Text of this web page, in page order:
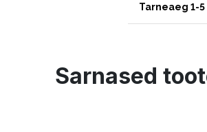
Tarneaeg 1-
Sarnased